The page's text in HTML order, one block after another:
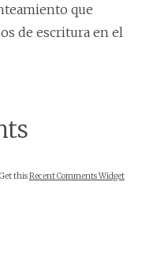
que
de escritura en el
Get thisRecent Comments Widget